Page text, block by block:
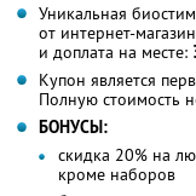
Уникальная
от интернет-
и доплата на месте:
Купон является
Полную стоимость
БОНУСЫ:
скидка 20% на
кроме наборов